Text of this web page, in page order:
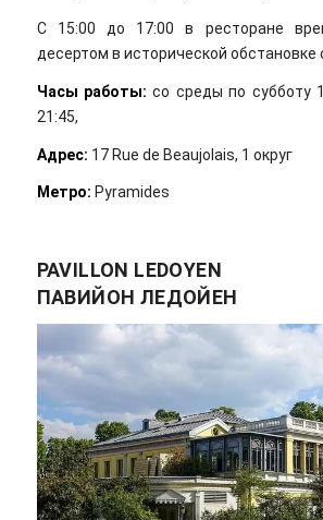
С 15:00 до 17:00 в ресторане
десертом в исторической обстановке
Часы работы:со среды по субботу
21:45,
Адрес: 17 Rue de Beaujolais, 1 округ
Метро: Pyramides
PAVILLON LEDOYEN
ПАВИЙОН ЛЕДОЙЕН